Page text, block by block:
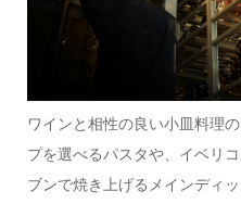
ワインと相性の良い小皿料理
プを選べるパスタや、イベリ
ブンで焼き上げるメインディ